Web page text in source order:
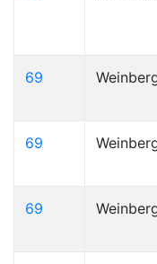
69
69
69